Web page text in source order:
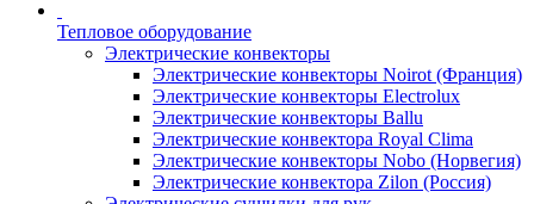
Тепловое оборудование
Электрические конвекторы
Электрические конвекторы Noirot (Франция)
Электрические конвекторы Electrolux
Электрические конвекторы Ballu
Электрические конвектора Royal Clima
Электрические конвекторы Nobo (Норвегия)
Электрические конвектора Zilon (Россия)